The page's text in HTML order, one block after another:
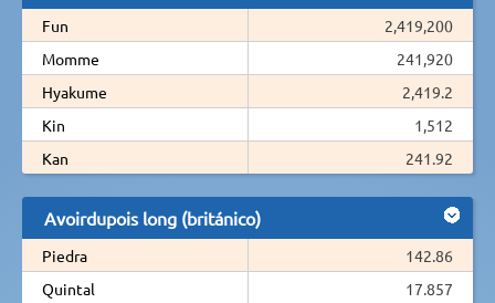
Fun
2,419,200
Momme
241,920
Hyakume
2,419.2
Kin
1,512
Kan
241.92
Avoirdupois long (británico)
Piedra
142.86
Quintal
17.857